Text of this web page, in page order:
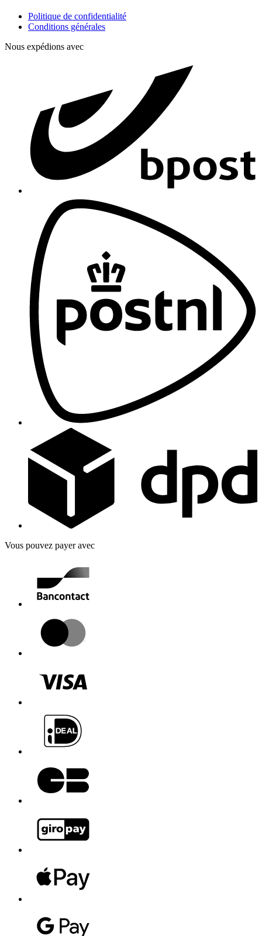
Politique de confidentialité
Conditions générales
Nous expédions avec
Vous pouvez payer avec